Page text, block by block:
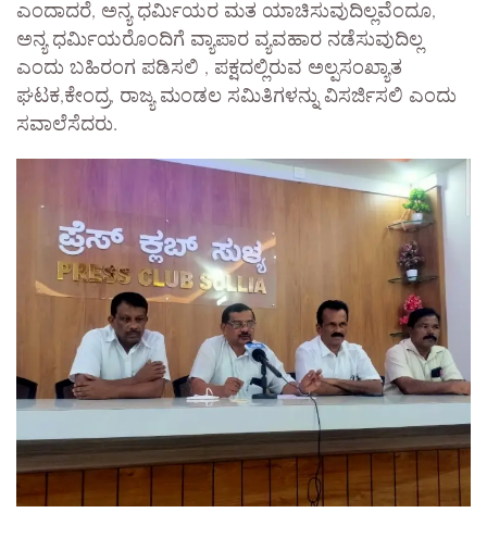
ಎಂದಾದರೆ, ಅನ್ಯ ಧರ್ಮಿಯರ ಮತ ಯಾಚಿಸುವುದಿಲ್ಲವೆಂದೂ,
ಅನ್ಯ ಧರ್ಮಿಯರೊಂದಿಗೆ ವ್ಯಾಪಾರ ವ್ಯವಹಾರ ನಡೆಸುವುದಿಲ್ಲ
ಎಂದು ಬಹಿರಂಗ ಪಡಿಸಲಿ , ಪಕ್ಷದಲ್ಲಿರುವ ಅಲ್ಪಸಂಖ್ಯಾತ
ಘಟಕ,ಕೇಂದ್ರ, ರಾಜ್ಯ ಮಂಡಲ ಸಮಿತಿಗಳನ್ನು ವಿಸರ್ಜಿಸಲಿ ಎಂದು
ಸವಾಲೆಸೆದರು.